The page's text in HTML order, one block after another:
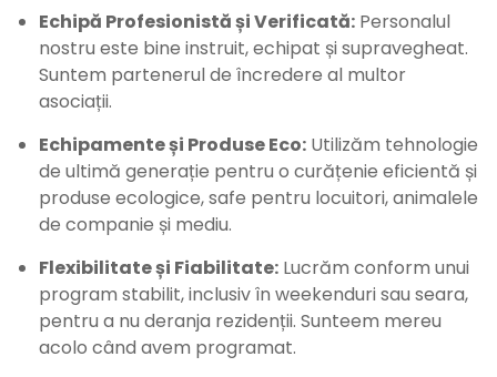
Echipă Profesionistă și Verificată: Personalul
nostru este bine instruit, echipat și supravegheat.
Suntem partenerul de încredere al multor
asociații.
Echipamente și Produse Eco: Utilizăm tehnologie
de ultimă generație pentru o curățenie eficientă și
produse ecologice, safe pentru locuitori, animalele
de companie și mediu.
Flexibilitate și Fiabilitate: Lucrăm conform unui
program stabilit, inclusiv în weekenduri sau seara,
pentru a nu deranja rezidenții. Sunteem mereu
acolo când avem programat.